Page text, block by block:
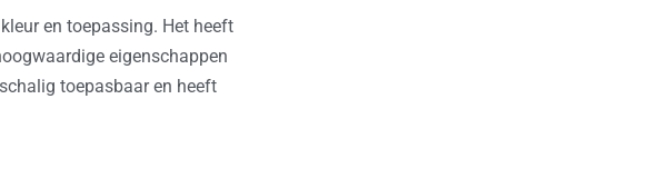
en toepassing. Het heeft
eigenschappen
toepasbaar en heeft